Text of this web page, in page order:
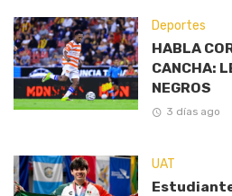
Deportes
HABLA
CANCHA:
NEGROS
3 días ago
UAT